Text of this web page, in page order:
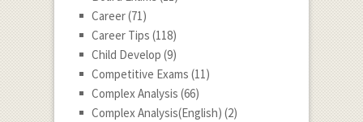
Career(71)
Career Tips (118)
Child Develop (9)
Competitive Exams (11)
Complex Analysis (66)
Complex Analysis(English) (2)